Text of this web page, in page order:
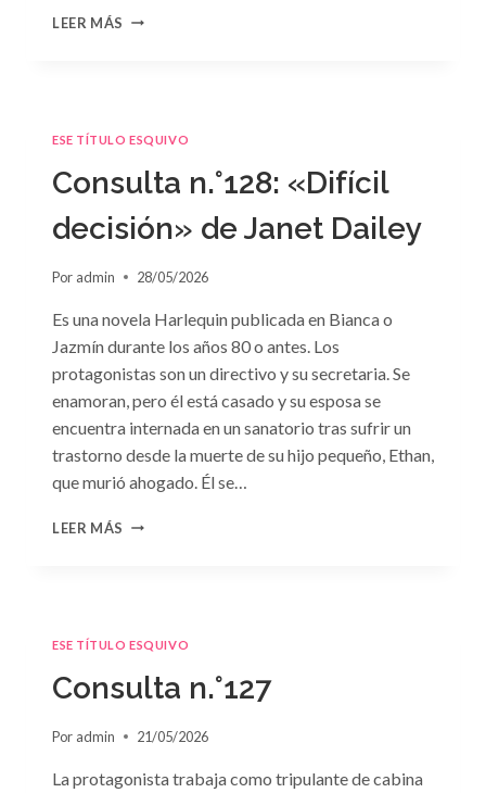
LEER MÁS CONSULTA
ESE TÍTULO ESQUIVO
Consulta n.°128: «Difícil
decisión» de Janet Dailey
Por admin 28/05/2026
Es una novela Harlequin publicada en Bianca o
Jazmín durante los años 80 o antes. Los
protagonistas son un directivo y su secretaria. Se
enamoran, pero él está casado y su esposa se
encuentra internada en un sanatorio tras sufrir un
trastorno desde la muerte de su hijo pequeño, Ethan,
que murió ahogado. Él se…
LEER MÁS CONSULTA
JANET
DAILEY
ESE TÍTULO ESQUIVO
Consulta n.°127
Por admin 21/05/2026
La protagonista trabaja como tripulante de cabina